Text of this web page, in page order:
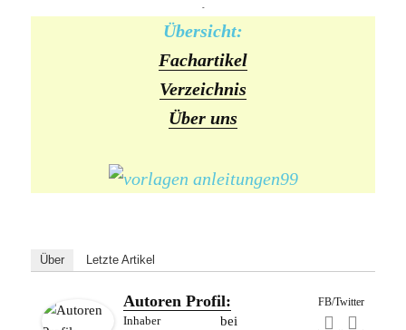
-
Übersicht:
Fachartikel
Verzeichnis
Über uns
Über Letzte Artikel
FB/Twitter
Autoren Profil:
Inhaberbei